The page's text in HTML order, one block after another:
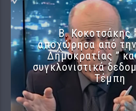
Β. Κοκοτσάκης
αποχώρησα από
Δημοκρατίας ”
συγκλονιστικά
Τέμπη